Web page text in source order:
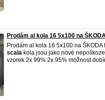
Prodám al kola 16 5x100 na
Prodám al kola 16 5x100 na
scala kola jsou jako nové
vzorek 2x 99% 2x 95% možnost